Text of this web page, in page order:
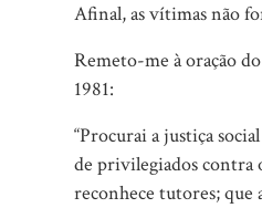
Afinal, as vítimas não
Remeto-me à oração
1981:
“Procurai a justiça
de privilegiados contra
reconhece tutores; que